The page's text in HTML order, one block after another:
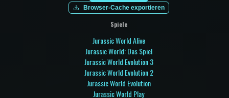
Browser-Cache exportieren
Spiele
Jurassic World Alive
Jurassic World: Das Spiel
Jurassic World Evolution 3
Jurassic World Evolution 2
Jurassic World Evolution
Jurassic World Play